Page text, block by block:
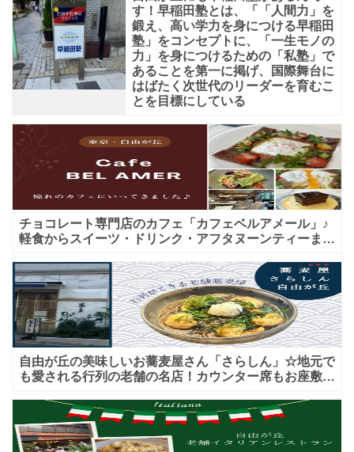
す！早稲田塾とは、「「人間力」を
鍛え、高い学力を身につける早稲田
塾」をコンセプトに、「一生モノの
力」を身につけるための「私塾」で
あることを第一に掲げ、国際舞台に
はばたく次世代のリーダーを育むこ
とを目標にしている
チョコレート専門店のカフェ「カフェベルアメール」♪
軽食からスイーツ・ドリンク・アフタヌーンティーまで
自由が丘の美味しいお蕎麦屋さん「さらしん」☆地元で
も愛される行列の老舗の名店！カウンター席もお座敷も